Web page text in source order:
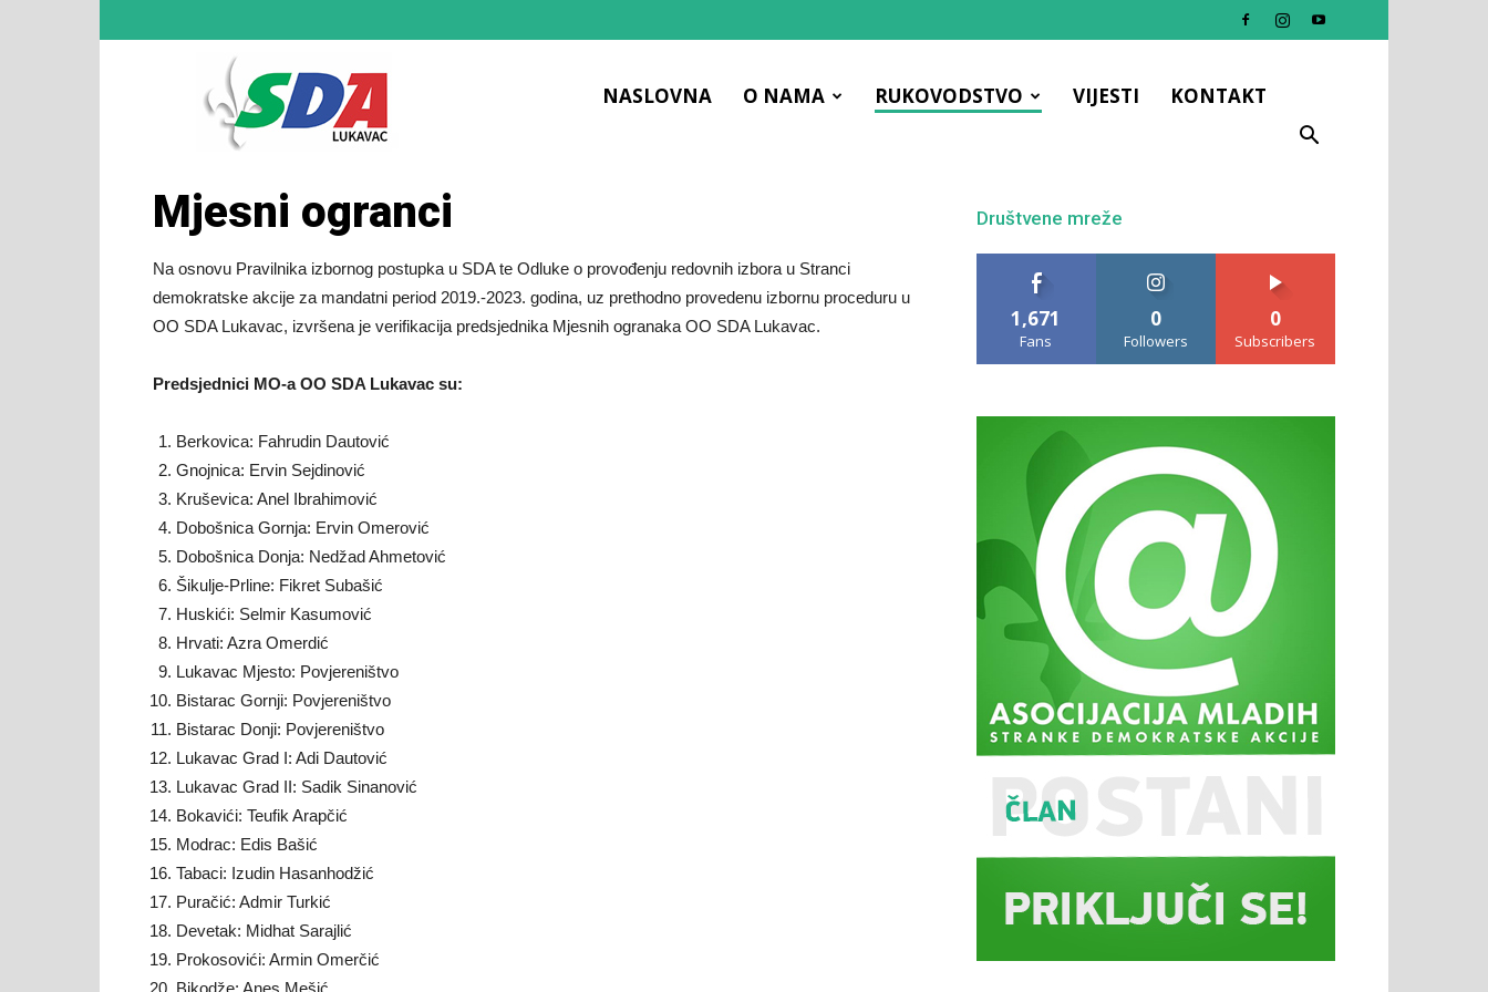
–
NASLOVNA O NAMA RUKOVODSTVO VIJESTI KONTAKT
Mjesni ogranci
Na osnovu Pravilnika izbornog postupka u SDA te Odluke o provođenju redovnih izbora u Stranci
demokratske akcije za mandatni period 2019.-2023. godina, uz prethodno provedenu izbornu proceduru u
OO SDA Lukavac, izvršena je verifikacija predsjednika Mjesnih ogranaka OO SDA Lukavac.
Predsjednici MO-a OO SDA Lukavac su:
Berkovica: Fahrudin Dautović
Gnojnica: Ervin Sejdinović
Kruševica: Anel Ibrahimović
Dobošnica Gornja: Ervin Omerović
Dobošnica Donja: Nedžad Ahmetović
Šikulje-Prline: Fikret Subašić
Huskići: Selmir Kasumović
Hrvati: Azra Omerdić
Lukavac Mjesto: Povjereništvo
Bistarac Gornji: Povjereništvo
Bistarac Donji: Povjereništvo
Lukavac Grad I: Adi Dautović
Lukavac Grad II: Sadik Sinanović
Bokavići: Teufik Arapčić
Modrac: Edis Bašić
Tabaci: Izudin Hasanhodžić
Puračić: Admir Turkić
Devetak: Midhat Sarajlić
Prokosovići: Armin Omerčić
Bikodže: Anes Mešić
Društvene mreže
1,671
Fans
0
Followers
0
Subscribers